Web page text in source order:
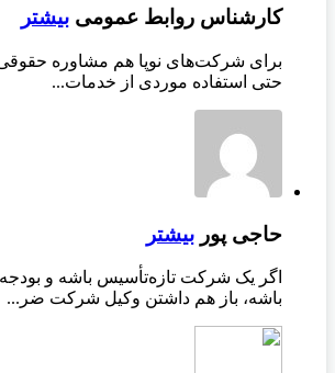
کارشناس روابط عمومی بیشتر
برای شرکت‌های نوپا هم مشاوره حقوقی
حتی استفاده موردی از خدمات...
حاجی پور بیشتر
اگر یک شرکت تازه‌تأسیس باشه و
باشه، باز هم داشتن وکیل شرکت ضر...